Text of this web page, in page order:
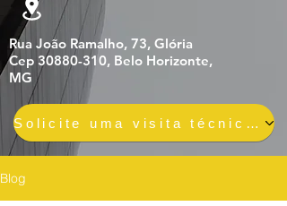
Rua João Ramalho, 73, Glória
Cep 30880-310, Belo Horizonte,
MG
Solicite uma visita técnica gratuita e sem compromisso
Blog